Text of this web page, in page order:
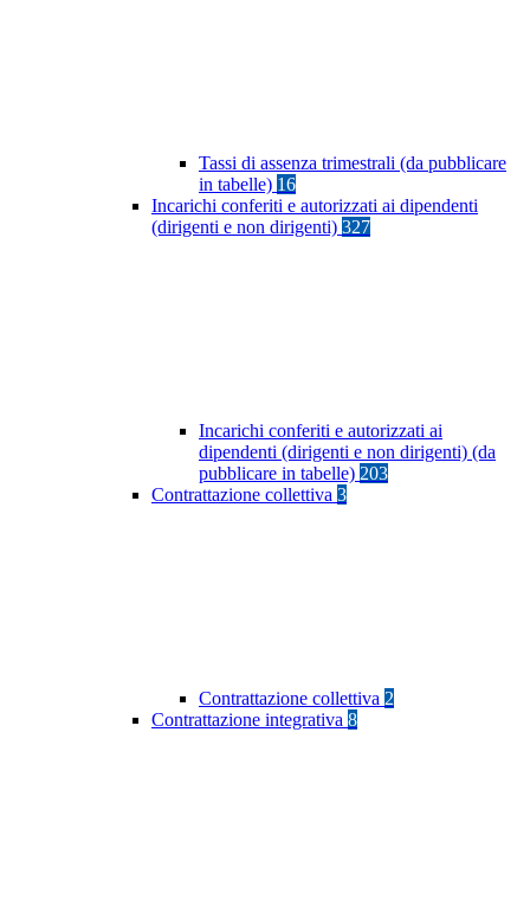
Tassi di assenza trimestrali (da pubblicare
in tabelle) 16
Incarichi conferiti e autorizzati ai dipendenti
(dirigenti e non dirigenti) 327
Incarichi conferiti e autorizzati ai
dipendenti (dirigenti e non dirigenti) (da
pubblicare in tabelle) 203
Contrattazione collettiva 3
Contrattazione collettiva 2
Contrattazione integrativa 8